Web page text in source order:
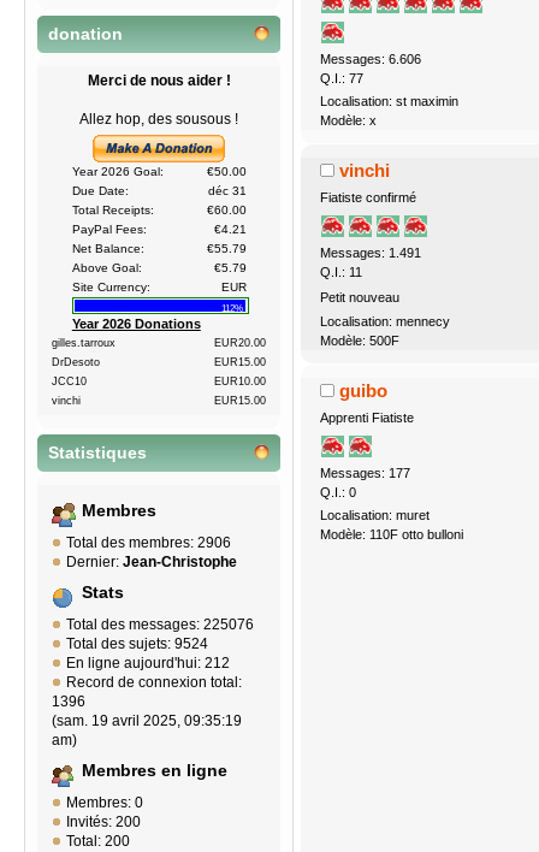
donation
Merci de nous aider !
Allez hop, des sousous !
Year 2026 Goal:
€50.00
Due Date:
déc 31
Total Receipts:
€60.00
PayPal Fees:
€4.21
Net Balance:
€55.79
Above Goal:
€5.79
Site Currency:
EUR
112%
Year 2026 Donations
gilles.tarroux
EUR20.00
DrDesoto
EUR15.00
JCC10
EUR10.00
vinchi
EUR15.00
Statistiques
Membres
Total des membres: 2906
Dernier: Jean-Christophe
Stats
Total des messages: 225076
Total des sujets: 9524
En ligne aujourd'hui: 212
Record de connexion total:
1396
(sam. 19 avril 2025, 09:35:19
am)
Membres en ligne
Membres: 0
Invités: 200
Total: 200
Messages: 6.606
Q.I.: 77
Localisation: st maximin
Modèle: x
vinchi
Fiatiste confirmé
Messages: 1.491
Q.I.: 11
Petit nouveau
Localisation: mennecy
Modèle: 500F
guibo
Apprenti Fiatiste
Messages: 177
Q.I.: 0
Localisation: muret
Modèle: 110F otto bulloni